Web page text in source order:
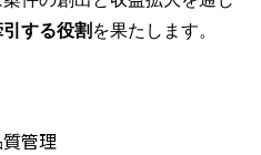
する役割 を果たします。
管理